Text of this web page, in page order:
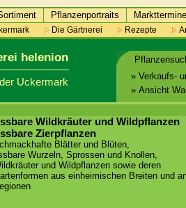
Pflanzenportraits Markttermine
Die Gärtnerei Rezepte
helenion
Uckermark
» Verkaufs-
» Ansicht
Wildkräuter und Wildpflanzen
Zierpflanzen
Blätter und Blüten,
Wurzeln, Sprossen und Knollen,
und Wildpflanzen sowie deren
aus einheimischen Breiten und